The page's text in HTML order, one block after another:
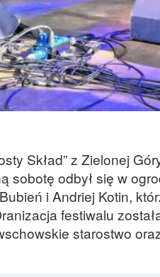
Skład” z Zielonej
sobotę odbył się w
i Andriej Kotin,
festiwalu
starostwo